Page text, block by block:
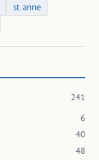
st. anne
241
6
40
48